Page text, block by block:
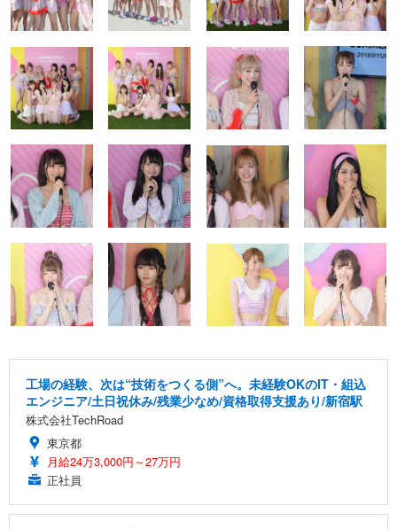
工場の経験、次は“技術をつくる側”へ。未経験OKのIT・組込
エンジニア/土日祝休み/残業少なめ/資格取得支援あり/新宿駅
株式会社TechRoad
東京都
月給24万3,000円～27万円
正社員